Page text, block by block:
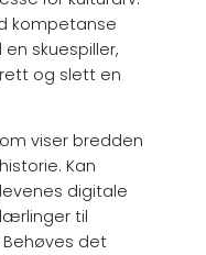
kompetanse
skuespiller,
og slett en
viser bredden
Kan
digitale
til
det